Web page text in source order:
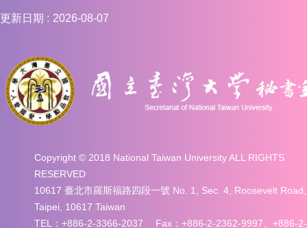
更新日期 2026-08-07
Copyright © 2018 National Taiwan University ALL RIGHTS
RESERVED
10617 臺北市羅斯福路四段一號 No. 1, Sec. 4, Roosevelt Road,
Taipei, 10617 Taiwan
TEL：+886-2-3366-2037 Fax：+886-2-2362-9997、+886-2-